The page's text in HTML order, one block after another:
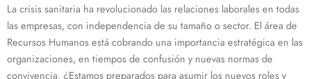
La crisis sanitaria ha revolucionado las relaciones laborales en todas
las empresas, con independencia de su tamaño o sector. El área de
Recursos Humanos está cobrando una importancia estratégica en las
organizaciones, en tiempos de confusión y nuevas normas de
convivencia. ¿Estamos preparados para asumir los nuevos roles y